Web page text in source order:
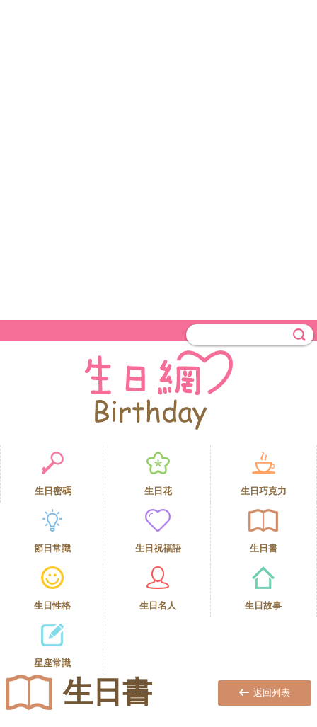
生日密碼 生日花 生日巧克力
節日常識 生日祝福語 生日書
生日性格 生日名人 生日故事
星座常識
生日書 返回列表